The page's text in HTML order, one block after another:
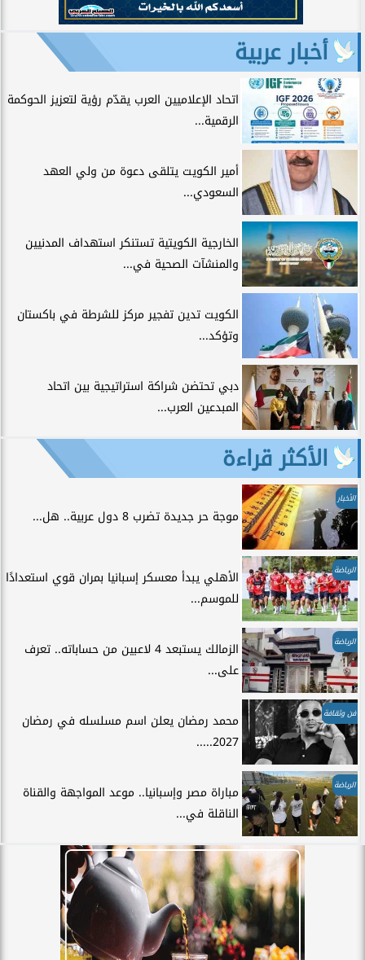
أخبار عربية
اتحاد الإعلاميين العرب يقدّم رؤية لتعزيز الحوكمة
الرقمية...
أمير الكويت يتلقى دعوة من ولي العهد
السعودي...
الخارجية الكويتية تستنكر استهداف المدنيين
والمنشآت الصحية في...
الكويت تدين تفجير مركز للشرطة في باكستان
وتؤكد...
دبي تحتضن شراكة استراتيجية بين اتحاد
المبدعين العرب...
الأكثر قراءة
الأخبار
موجة حر جديدة تضرب 8 دول عربية.. هل...
الرياضة
الأهلي يبدأ معسكر إسبانيا بمران قوي استعدادًا
للموسم...
الرياضة
الزمالك يستبعد 4 لاعبين من حساباته.. تعرف
على...
فن وثقافة
محمد رمضان يعلن اسم مسلسله في رمضان
2027.....
الرياضة
مباراة مصر وإسبانيا.. موعد المواجهة والقناة
الناقلة في...